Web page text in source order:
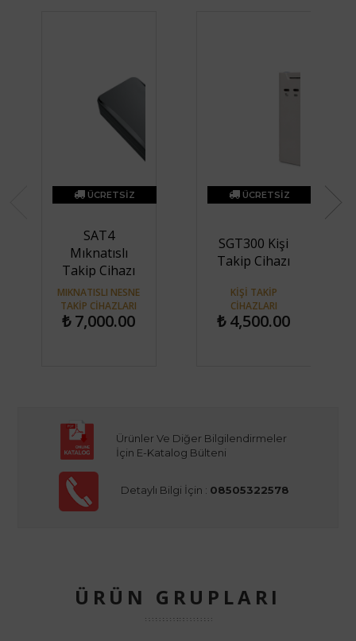
ÜCRETSİZ
KARGO
SAT4
Mıknatıslı
Takip Cihazı
MIKNATISLI NESNE
TAKIP CIHAZLARI
₺ 7,000.00
ÜCRETSİZ
KARGO
SGT300 Kişi
Takip Cihazı
KIŞI TAKIP
CIHAZLARI
₺ 4,500.00
Ürünler Ve Diğer Bilgilendirmeler
İçin E-Katalog Bülteni
Detaylı Bilgi İçin : 08505322578
ÜRÜN GRUPLARI